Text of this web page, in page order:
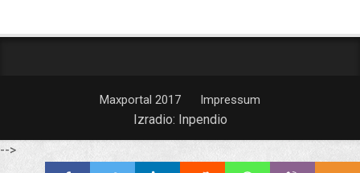
Maxportal 2017 Impressum
Izradio: Inpendio
-->